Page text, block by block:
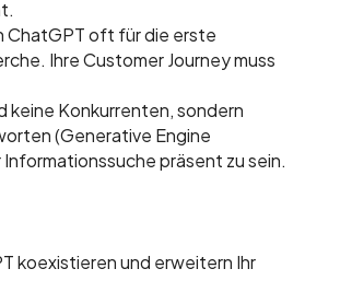
ChatGPT oft für die erste
Ihre Customer Journey muss
Konkurrenten, sondern
(Generative Engine
präsent zu sein.
koexistieren und erweitern Ihr